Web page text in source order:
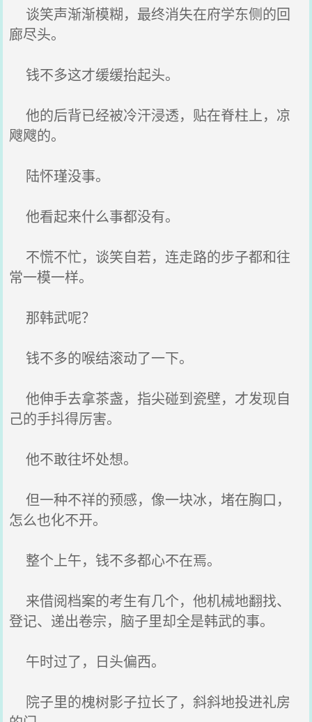
谈笑声渐渐模糊，最终消失在府学东侧的回
廊尽头。
钱不多这才缓缓抬起头。
他的后背已经被冷汗浸透，贴在脊柱上，凉
飕飕的。
陆怀瑾没事。
他看起来什么事都没有。
不慌不忙，谈笑自若，连走路的步子都和往
常一模一样。
那韩武呢？
钱不多的喉结滚动了一下。
他伸手去拿茶盏，指尖碰到瓷壁，才发现自
己的手抖得厉害。
他不敢往坏处想。
但一种不祥的预感，像一块冰，堵在胸口，
怎么也化不开。
整个上午，钱不多都心不在焉。
来借阅档案的考生有几个，他机械地翻找、
登记、递出卷宗，脑子里却全是韩武的事。
午时过了，日头偏西。
院子里的槐树影子拉长了，斜斜地投进礼房